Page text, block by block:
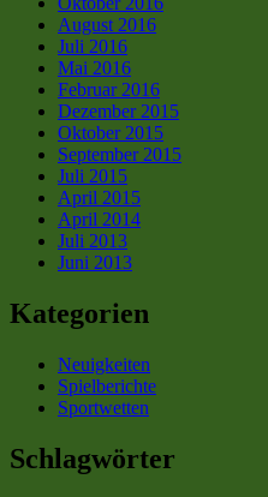
August 2016
Juli 2016
Mai 2016
Februar 2016
Dezember 2015
Oktober 2015
September 2015
Juli 2015
April 2015
April 2014
Juli 2013
Juni 2013
Kategorien
Neuigkeiten
Spielberichte
Sportwetten
Schlagwörter